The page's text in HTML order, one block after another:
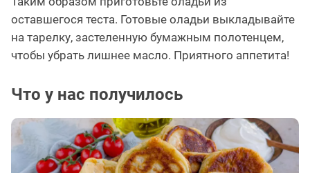
оставшегося теста. Готовые оладьи выкладывайте
на тарелку, застеленную бумажным полотенцем,
чтобы убрать лишнее масло. Приятного аппетита!
Что у нас получилось